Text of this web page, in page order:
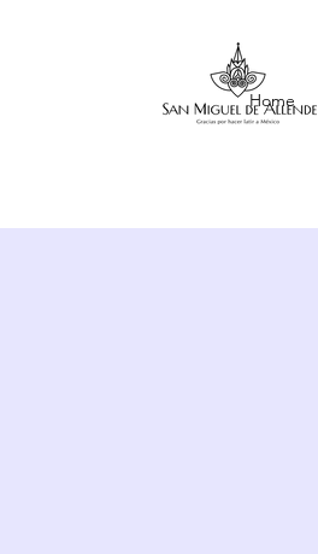
Home